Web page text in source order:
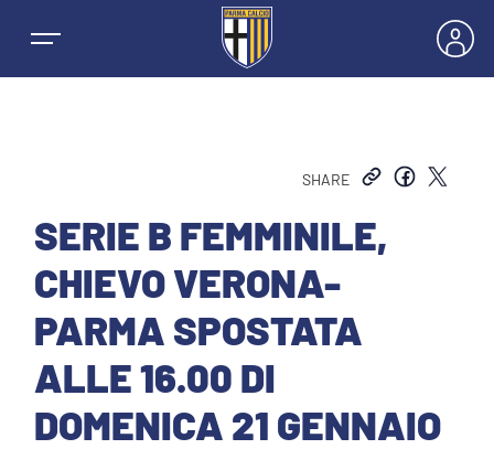
NEWS
SQUADRE
PRIMA SQUADRA MASCHILE
PRIMA SQUADRA FEMMINILE
STAGIONE
MASCHILE
SHARE
SERIE B FEMMINILE,
CHIEVO VERONA-
PARMA SPOSTATA
ALLE 16.00 DI
DOMENICA 21 GENNAIO